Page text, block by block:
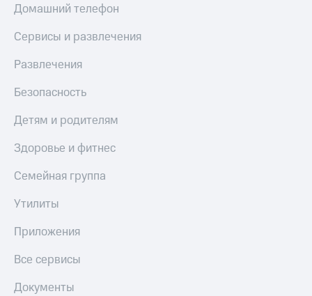
Домашний телефон
Сервисы и развлечения
Развлечения
Безопасность
Детям и родителям
Здоровье и фитнес
Семейная группа
Утилиты
Приложения
Все сервисы
Документы